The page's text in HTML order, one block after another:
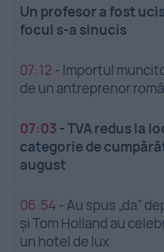
Un profesor a fost
focul s-a sinucis
07:12 - Importul
de un antreprenor
07:03 -TVA redus la
categorie de
august
06:54 -Au spus „da”
și Tom Holland au
un hotel de lux